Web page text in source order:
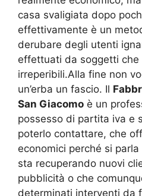
casa svaligiata dopo
effettivamente è un
derubare degli utenti
effettuati da soggetti che
irreperibili.Alla fine non
un’erba un fascio. Il
San Giacomo è un
possesso di partita iva e
poterlo contattare, che
economici perché si
sta recuperando nuovi
pubblicità o che
determinati interventi da